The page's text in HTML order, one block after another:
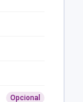
Opcional